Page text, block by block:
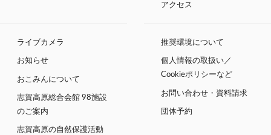
アクセス
ライブカメラ
お知らせ
おこみんについて
志賀高原総合会館 98施設
のご案内
志賀高原の自然保護活動
推奨環境について
個人情報の取扱い／
Cookieポリシーなど
お問い合わせ・資料請求
団体予約